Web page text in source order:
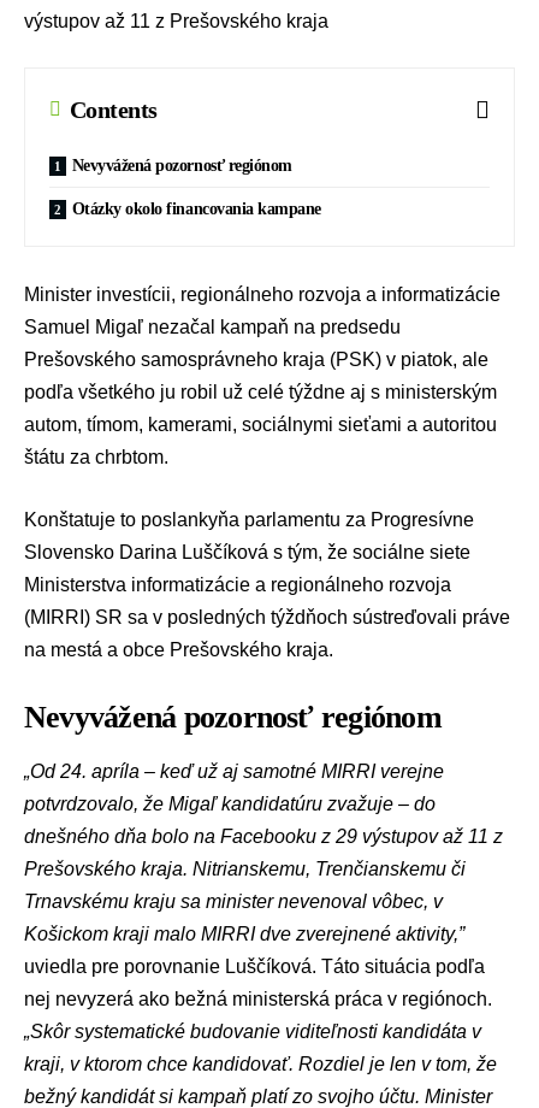
výstupov až 11 z Prešovského kraja
Contents
Nevyvážená pozornosť regiónom
Otázky okolo financovania kampane
Minister investícii, regionálneho rozvoja a informatizácie
Samuel Migaľ nezačal kampaň na predsedu
Prešovského samosprávneho kraja (PSK) v piatok, ale
podľa všetkého ju robil už celé týždne aj s ministerským
autom, tímom, kamerami, sociálnymi sieťami a autoritou
štátu za chrbtom.
Konštatuje to poslankyňa parlamentu za Progresívne
Slovensko Darina Luščíková s tým, že sociálne siete
Ministerstva informatizácie a regionálneho rozvoja
(MIRRI) SR sa v posledných týždňoch sústreďovali práve
na mestá a obce Prešovského kraja.
Nevyvážená pozornosť regiónom
„Od 24. apríla – keď už aj samotné MIRRI verejne
potvrdzovalo, že Migaľ kandidatúru zvažuje – do
dnešného dňa bolo na Facebooku z 29 výstupov až 11 z
Prešovského kraja. Nitrianskemu, Trenčianskemu či
Trnavskému kraju sa minister nevenoval vôbec, v
Košickom kraji malo MIRRI dve zverejnené aktivity,”
uviedla pre porovnanie Luščíková. Táto situácia podľa
nej nevyzerá ako bežná ministerská práca v regiónoch.
„Skôr systematické budovanie viditeľnosti kandidáta v
kraji, v ktorom chce kandidovať. Rozdiel je len v tom, že
bežný kandidát si kampaň platí zo svojho účtu. Minister